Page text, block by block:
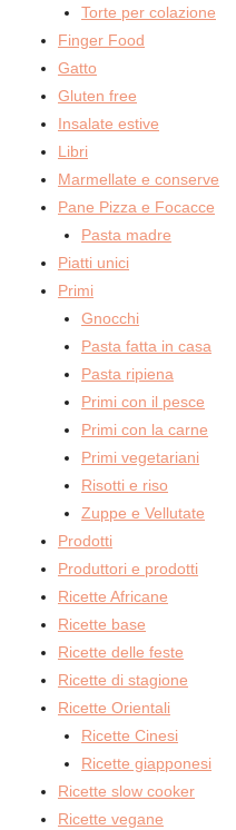
Torte per colazione
Finger Food
Gatto
Gluten free
Insalate estive
Libri
Marmellate e conserve
Pane Pizza e Focacce
Pasta madre
Piatti unici
Primi
Gnocchi
Pasta fatta in casa
Pasta ripiena
Primi con il pesce
Primi con la carne
Primi vegetariani
Risotti e riso
Zuppe e Vellutate
Prodotti
Produttori e prodotti
Ricette Africane
Ricette base
Ricette delle feste
Ricette di stagione
Ricette Orientali
Ricette Cinesi
Ricette giapponesi
Ricette slow cooker
Ricette vegane